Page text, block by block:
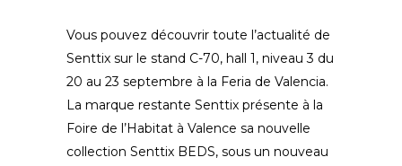
Vous pouvez découvrir toute l’actualité de
Senttix sur le stand C-70, hall 1, niveau 3 du
20 au 23 septembre à la Feria de Valencia.
La marque restante Senttix présente à la
Foire de l’Habitat à Valence sa nouvelle
collection Senttix BEDS, sous un nouveau